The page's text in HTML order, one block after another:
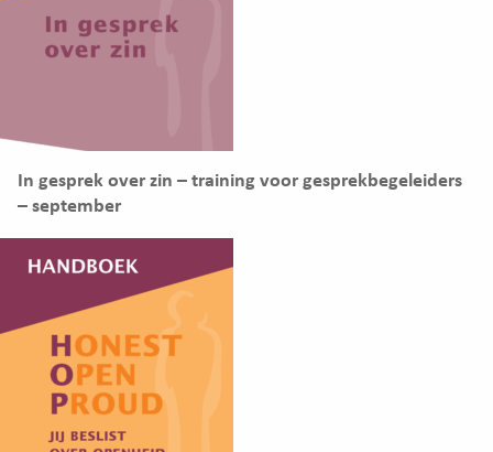
In gesprek over zin – training voor gesprekbegeleiders
– september